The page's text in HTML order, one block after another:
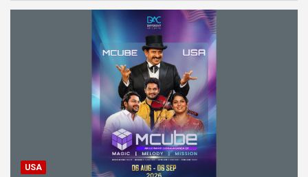
USA